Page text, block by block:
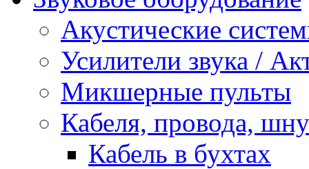
Акустические
Усилители звука /
Микшерные пульты
Кабеля, провода,
Кабель в бухтах